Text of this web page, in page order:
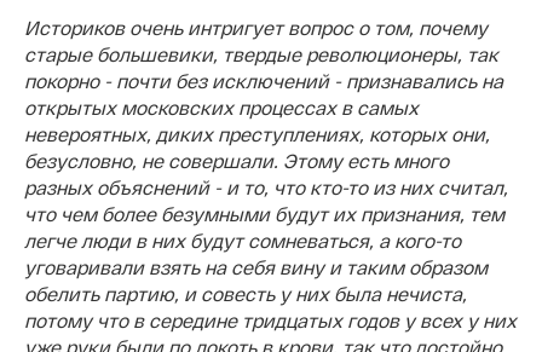
Историков очень интригует вопрос о том, почему
старые большевики, твердые революционеры, так
покорно - почти без исключений - признавались на
открытых московских процессах в самых
невероятных, диких преступлениях, которых они,
безусловно, не совершали. Этому есть много
разных объяснений - и то, что кто-то из них считал,
что чем более безумными будут их признания, тем
легче люди в них будут сомневаться, а кого-то
уговаривали взять на себя вину и таким образом
обелить партию, и совесть у них была нечиста,
потому что в середине тридцатых годов у всех у них
уже руки были по локоть в крови, так что достойно